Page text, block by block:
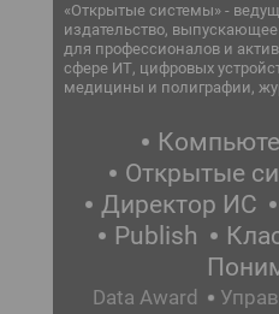
«Открытые системы» -
издательство,
для профессионалов и
сфере ИТ, цифровых
медицины и полиграфии,
Открытые
Директор ИС
Publish
Data Award